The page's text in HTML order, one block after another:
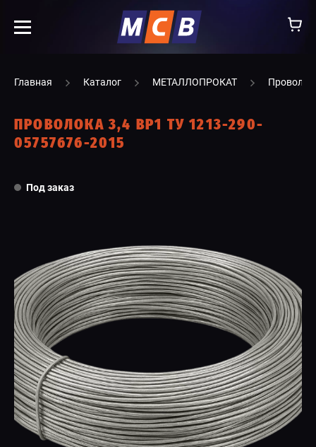
КАТАЛОГ
УСЛУГИ
КОНТАКТЫ
Главная Каталог МЕТАЛЛОПРОКАТ
ПРОВОЛОКА 3,4 ВР1 ТУ 1213-290-
05757676-2015
Под заказ